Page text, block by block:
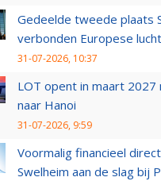
Gedeelde tweede plaats
verbonden Europese
31-07-2026, 10:37
LOT opent in maart 2027
naar Hanoi
31-07-2026, 9:59
Voormalig financieel
Swelheim aan de slag bij